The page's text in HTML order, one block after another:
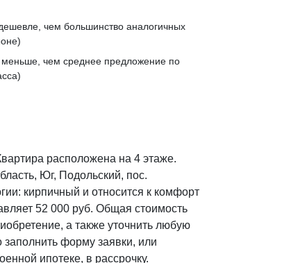
, чем большинство аналогичных
меньше, чем среднее предложение по
расположена на 4 этаже.
Юг, Подольский, пос.
кирпичный и относится к комфорт
52 000 руб. Общая стоимость
а также уточнить любую
форму заявки, или
ипотеке, в рассрочку.